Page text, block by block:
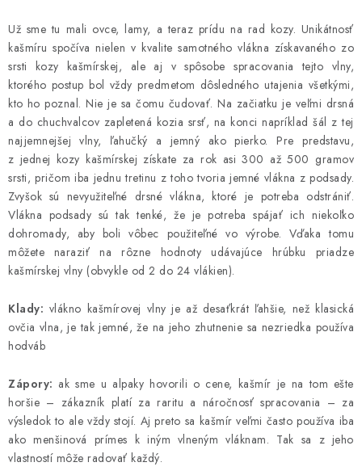
Už sme tu mali ovce, lamy, a teraz prídu na rad kozy. Unikátnosť
kašmíru spočíva nielen v kvalite samotného vlákna získavaného zo
srsti kozy kašmírskej, ale aj v spôsobe spracovania tejto vlny,
ktorého postup bol vždy predmetom dôsledného utajenia všetkými,
kto ho poznal. Nie je sa čomu čudovať. Na začiatku je veľmi drsná
a do chuchvalcov zapletená kozia srsť, na konci napríklad šál z tej
najjemnejšej vlny, ľahučký a jemný ako pierko. Pre predstavu,
z jednej kozy kašmírskej získate za rok asi 300 až 500 gramov
srsti, pričom iba jednu tretinu z toho tvoria jemné vlákna z podsady.
Zvyšok sú nevyužiteľné drsné vlákna, ktoré je potreba odstrániť.
Vlákna podsady sú tak tenké, že je potreba spájať ich niekoľko
dohromady, aby boli vôbec použiteľné vo výrobe. Vďaka tomu
môžete naraziť na rôzne hodnoty udávajúce hrúbku priadze
kašmírskej vlny (obvykle od 2 do 24 vlákien).
Klady: vlákno kašmírovej vlny je až desaťkrát ľahšie, než klasická
ovčia vlna, je tak jemné, že na jeho zhutnenie sa nezriedka používa
hodváb
Zápory: ak sme u alpaky hovorili o cene, kašmír je na tom ešte
horšie – zákazník platí za raritu a náročnosť spracovania – za
výsledok to ale vždy stojí. Aj preto sa kašmír veľmi často používa iba
ako menšinová prímes k iným vlneným vláknam. Tak sa z jeho
vlastností môže radovať každý.